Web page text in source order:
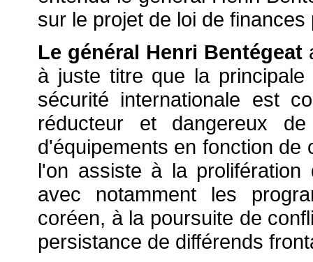
sur le projet de loi de
Le général Henri Bentégeat
à juste titre que la
sécurité internationale est
réducteur et dangereux
d'équipements en fonction de
l'on assiste à la
avec notamment les
coréen, à la poursuite de
persistance de différends